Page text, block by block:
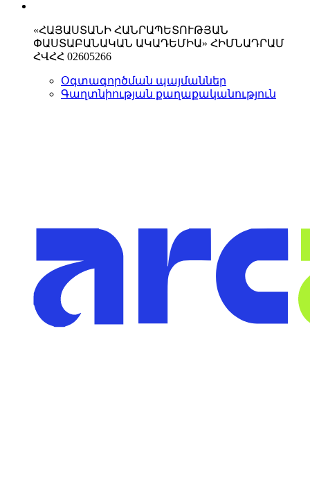
«ՀԱՅԱՍՏԱՆԻ ՀԱՆՐԱՊԵՏՈՒԹՅԱՆ
ՓԱՍՏԱԲԱՆԱԿԱՆ ԱԿԱԴԵՄԻԱ» ՀԻՄՆԱԴՐԱՄ
ՀՎՀՀ 02605266
Օգտագործման պայմաններ
Գաղտնիության քաղաքականություն